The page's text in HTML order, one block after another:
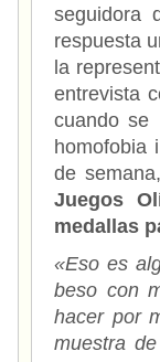
seguidora
respuesta
la
entrevista
cuando se
homofobia
de
Juegos
medallas
«Eso es
beso con
hacer por
muestra